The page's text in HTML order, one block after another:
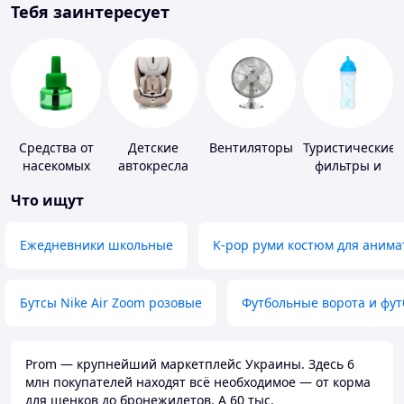
Тебя заинтересует
Средства от
насекомых
Детские
автокресла
Вентиляторы
Туристические
фильтры и
Что ищут
Ежедневники школьные K-pop руми костюм для
Бутсы Nike Air Zoom розовые Футбольные ворота и
Prom — крупнейший маркетплейс Украины. Здесь 6
млн покупателей находят всё необходимое — от корма
для щенков до бронежилетов. А 60 тыс.